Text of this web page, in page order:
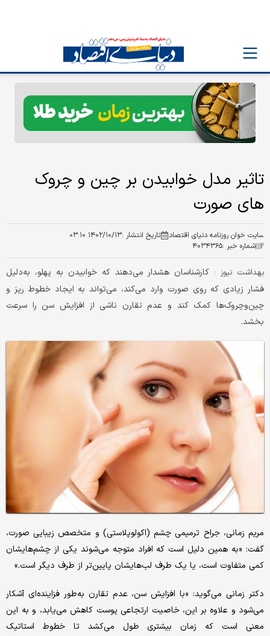
تاثیر مدل خوابیدن بر چین و چروک
های صورت
سایت خوان روزنامه دنیای اقتصاد تاریخ انتشار :۱۴۰۲/۱۰/۱۳ ۰۳:۱۰
شماره خبر :۴۰۳۴۳۶۵
بهداشت نیوز : کارشناسان هشدار می‌دهند که خوابیدن به پهلو، به‌دلیل
فشار زیادی که روی صورت وارد می‌کند، می‌تواند به ایجاد خطوط ریز و
چین‌و‌چروک‌ها کمک کند و عدم تقارن ناشی از افزایش سن را سرعت
بخشد.
مریم زمانی، جراح ترمیمی چشم (اکولوپلاستی) و متخصص زیبایی صورت،
گفت: «به همین دلیل است که افراد متوجه می‌شوند یکی از چشم‌هایشان
کمی متفاوت است، یا یک طرف لب‌هایشان پایین‌تر از طرف دیگر است.»
دکتر زمانی می‌گوید: «با افزایش سن، عدم تقارن به‌طور فزاینده‌ای آشکار
می‌شود و علاوه بر این، خاصیت ارتجاعی پوست کاهش می‌یابد، و به این
معنی است که زمان بیشتری طول می‌کشد تا خطوط استاتیک